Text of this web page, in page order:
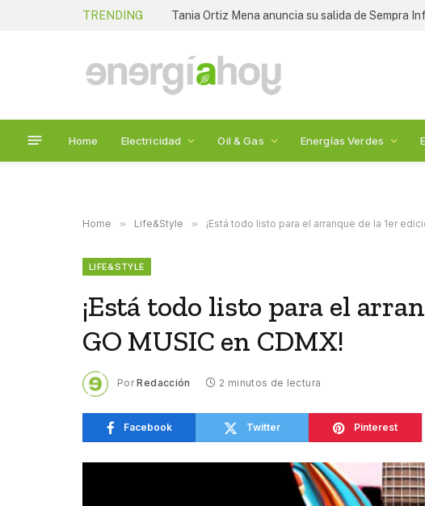
TRENDING Tania Ortiz Mena anuncia su salida de Sempra
Home Electricidad Oil & Gas Energías Verdes
Home » Life&Style » ¡Está todo listo para el arranque de la 1er
LIFE&STYLE
¡Está todo listo para el
GO MUSIC en CDMX!
Por Redacción 2 minutos de lectura
Facebook Twitter Pinterest